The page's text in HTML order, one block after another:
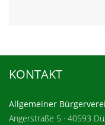
KONTAKT
Allgemeiner
Angerstraße 5 · 40593